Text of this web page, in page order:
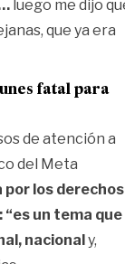
luego me dijo
que ya era
fatal para
de atención a
del Meta
los derechos
un tema que
nacionaly,